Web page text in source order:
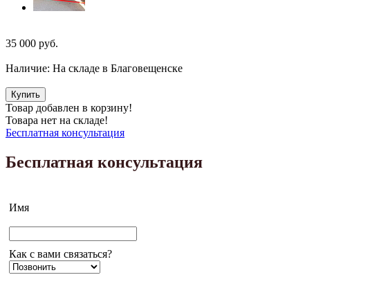
35 000 руб.
Наличие: На складе в Благовещенске
Купить
Товар добавлен в корзину!
Товара нет на складе!
Бесплатная консультация
Бесплатная консультация
Имя
Как с вами связаться?